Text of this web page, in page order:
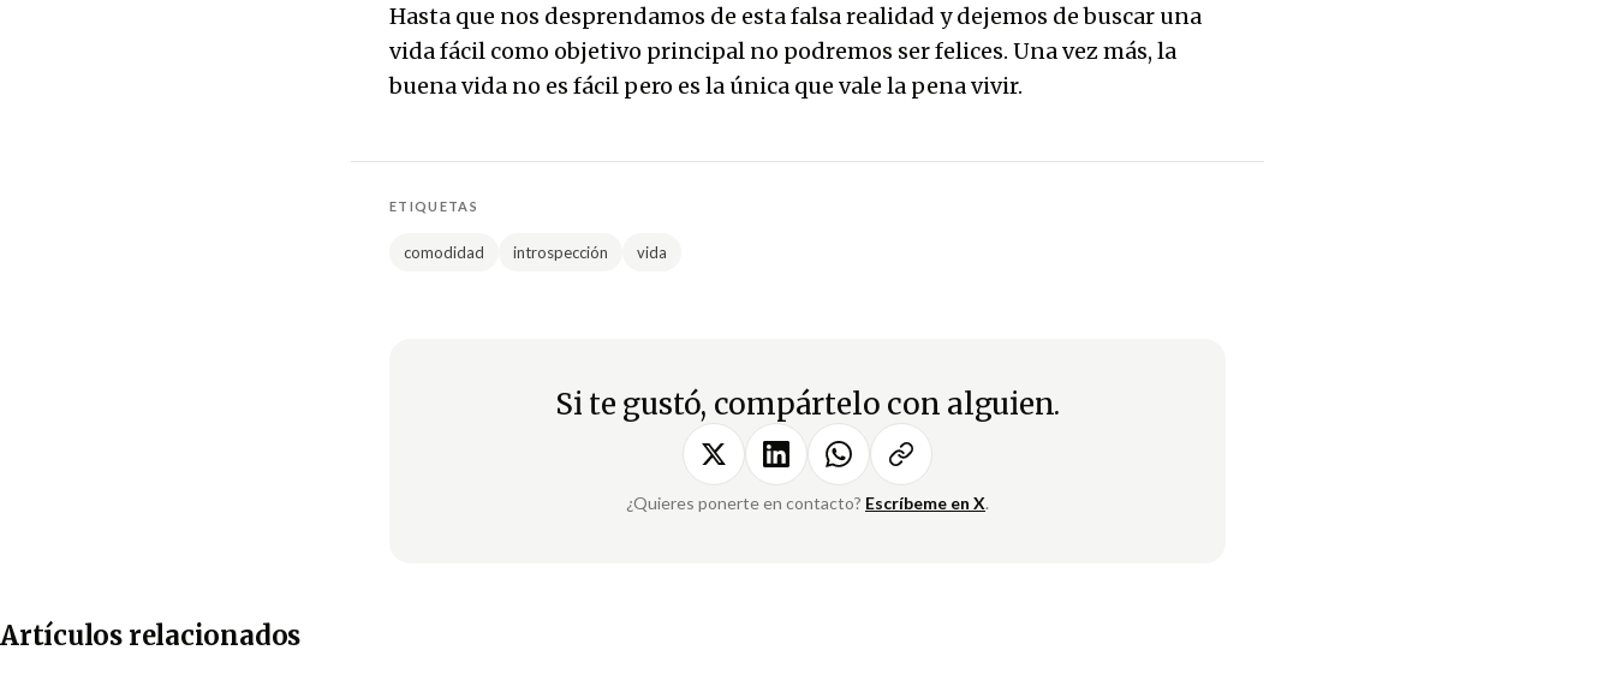
Hasta que nos desprendamos de esta falsa realidad y dejemos de buscar una
vida fácil como objetivo principal no podremos ser felices. Una vez más, la
buena vida no es fácil pero es la única que vale la pena vivir.
ETIQUETAS
comodidad introspección vida
Si te gustó, compártelo con alguien.
¿Quieres ponerte en contacto? Escríbeme en X.
Artículos relacionados